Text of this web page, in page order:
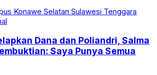
Dana dan Poliandri, Salma
Saya Punya Semua